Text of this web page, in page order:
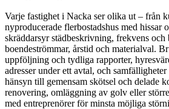
Varje fastighet i Nacka ser olika ut – från
nyproducerade flerbostadshus med hissar
skräddarsyr städbeskrivning, frekvens och
boendeströmmar, årstid och materialval.
uppföljning och tydliga rapporter,
adresser under ett avtal, och
hänsyn till gemensam skötsel och delade
renovering, omläggning av golv eller
med entreprenörer för minsta möjliga